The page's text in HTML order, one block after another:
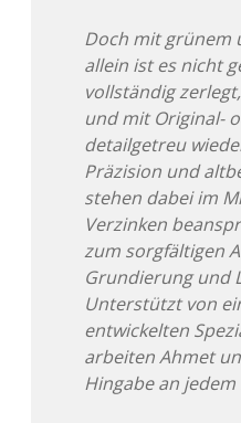
Doch mit grünem
allein ist es nicht
vollständig
und mit Original-
detailgetreu
Präzision und
stehen dabei im
Verzinken
zum sorgfältigen
Grundierung und
Unterstützt von
entwickelten
arbeiten Ahmet
Hingabe an jedem